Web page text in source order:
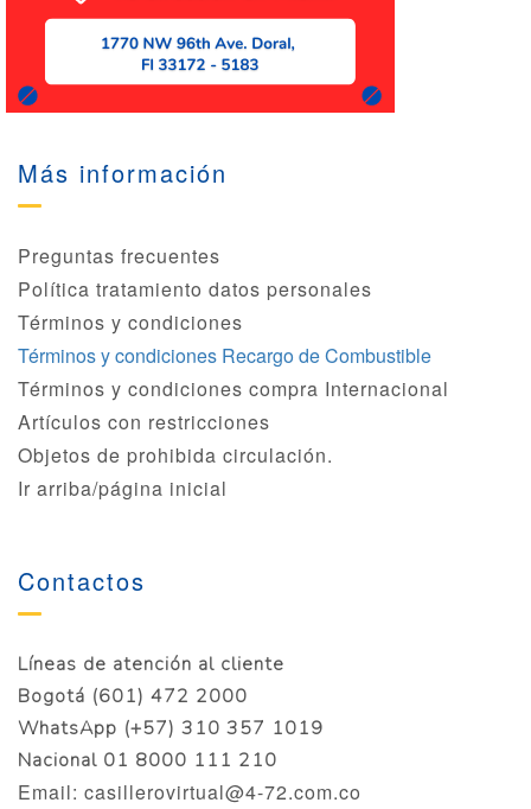
Más información
Preguntas frecuentes
Política tratamiento datos personales
Términos y condiciones
Términos y condiciones Recargo de Combustible
Términos y condiciones compra Internacional
Artículos con restricciones
Objetos de prohibida circulación.
Ir arriba/página inicial
Contactos
Líneas de atención al cliente
Bogotá (601) 472 2000
WhatsApp (+57) 310 357 1019
Nacional 01 8000 111 210
Email: casillerovirtual@4-72.com.co